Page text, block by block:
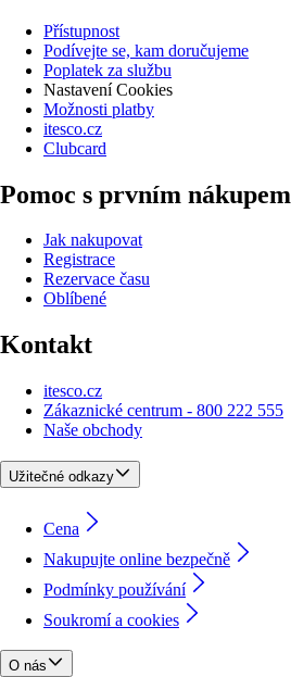
Přístupnost
Podívejte se, kam doručujeme
Poplatek za službu
Nastavení Cookies
Možnosti platby
itesco.cz
Clubcard
Pomoc s prvním nákupem
Jak nakupovat
Registrace
Rezervace času
Oblíbené
Kontakt
itesco.cz
Zákaznické centrum - 800 222 555
Naše obchody
Užitečné odkazy
Cena
Nakupujte online bezpečně
Podmínky používání
Soukromí a cookies
O nás